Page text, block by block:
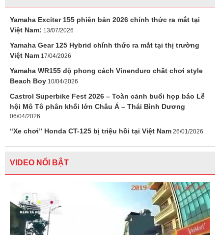
Yamaha Exciter 155 phiên bản 2026 chính thức ra mắt tại
Việt Nam: 13/07/2026
Yamaha Gear 125 Hybrid chính thức ra mắt tại thị trường
Việt Nam 17/04/2026
Yamaha WR155 độ phong cách Vinenduro chất chơi style
Beach Boy 10/04/2026
Castrol Superbike Fest 2026 – Toàn cảnh buổi họp báo Lễ
hội Mô Tô phân khối lớn Châu Á – Thái Bình Dương
06/04/2026
“Xe chơi” Honda CT-125 bị triệu hồi tại Việt Nam 26/01/2026
VIDEO NỔI BẬT